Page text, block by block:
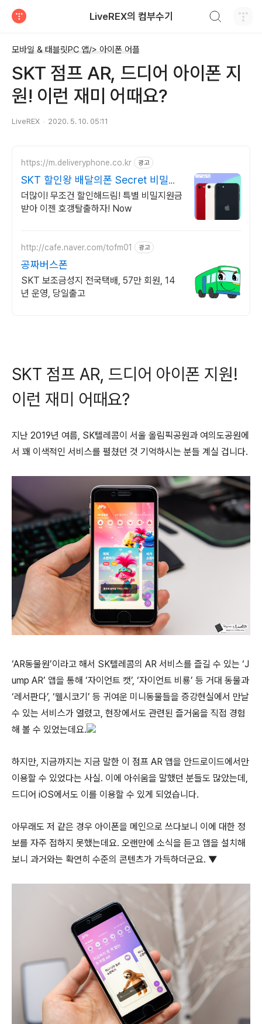
LiveREX의 컴부수기
모바일 & 태블릿PC 앱/> 아이폰 어플
SKT 점프 AR, 드디어 아이폰 지
원! 이런 재미 어때요?
LiveREX 2020. 5. 10. 05:11
https://m.deliveryphone.co.kr 광고
SKT 할인왕 배달의폰 Secret 비밀지
원금!
더많이! 무조건 할인해드림! 특별 비밀지원금
받아 이젠 호갱탈출하자! Now
http://cafe.naver.com/tofm01 광고
공짜버스폰
SKT 보조금성지 전국택배, 57만 회원, 14
년 운영, 당일출고
SKT 점프 AR, 드디어 아이폰 지원!
이런 재미 어때요?
지난 2019년 여름, SK텔레콤이 서울 올림픽공원과 여의도공원에
서 꽤 이색적인 서비스를 펼쳤던 것 기억하시는 분들 계실 겁니다.
‘AR동물원’이라고 해서 SK텔레콤의 AR 서비스를 즐길 수 있는 ‘J
ump AR’ 앱을 통해 ‘자이언트 캣’, ‘자이언트 비룡’ 등 거대 동물과
‘레서판다’, ‘웰시코기’ 등 귀여운 미니동물들을 증강현실에서 만날
수 있는 서비스가 열렸고, 현장에서도 관련된 즐거움을 직접 경험
해 볼 수 있었는데요.
하지만, 지금까지는 지금 말한 이 점프 AR 앱을 안드로이드에서만
이용할 수 있었다는 사실. 이에 아쉬움을 말했던 분들도 많았는데,
드디어 iOS에서도 이를 이용할 수 있게 되었습니다.
아무래도 저 같은 경우 아이폰을 메인으로 쓰다보니 이에 대한 정
보를 자주 접하지 못했는데요. 오랜만에 소식을 듣고 앱을 설치해
보니 과거와는 확연히 수준의 콘텐츠가 가득하더군요. ▼